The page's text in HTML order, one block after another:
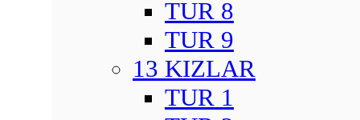
TUR 8
TUR 9
13 KIZLAR
TUR 1